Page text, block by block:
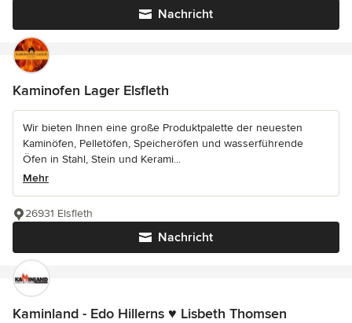
Nachricht
Kaminofen Lager Elsfleth
Wir bieten Ihnen eine große Produktpalette der neuesten
Kaminöfen, Pelletöfen, Speicheröfen und wasserführende
Öfen in Stahl, Stein und Kerami...
Mehr
Nachricht
26931 Elsfleth
Kaminland - Edo Hillerns ♥ Lisbeth Thomsen